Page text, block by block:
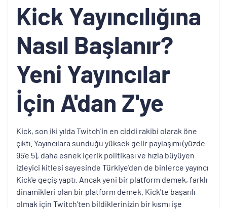
Kick Yayıncılığına
Nasıl Başlanır?
Yeni Yayıncılar
İçin A'dan Z'ye
Kick, son iki yılda Twitch'in en ciddi rakibi olarak öne
çıktı. Yayıncılara sunduğu yüksek gelir paylaşımı (yüzde
95'e 5), daha esnek içerik politikası ve hızla büyüyen
izleyici kitlesi sayesinde Türkiye'den de binlerce yayıncı
Kick'e geçiş yaptı. Ancak yeni bir platform demek, farklı
dinamikleri olan bir platform demek. Kick'te başarılı
olmak için Twitch'ten bildiklerinizin bir kısmı işe